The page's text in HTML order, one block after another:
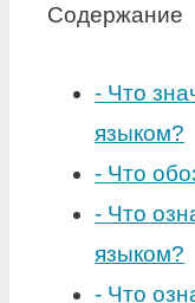
Содержание
- Что
языком?
- Что
- Что
языком?
- Что